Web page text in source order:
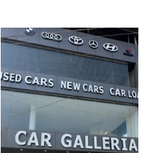
के अस्तित्व पर भी उठाए